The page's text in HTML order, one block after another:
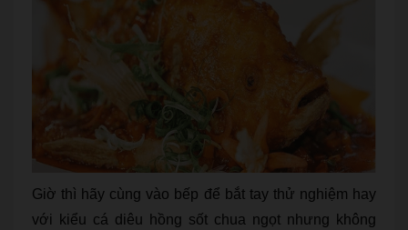
Giờ thì hãy cùng vào bếp để bắt tay thử nghiệm hay
với kiểu cá diêu hồng sốt chua ngọt nhưng không